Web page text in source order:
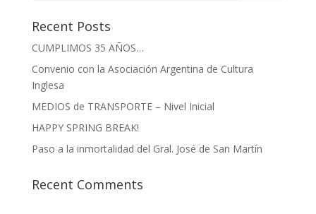
Recent Posts
CUMPLIMOS 35 AÑOS…
Convenio con la Asociación Argentina de Cultura
Inglesa
MEDIOS de TRANSPORTE – Nivel Inicial
HAPPY SPRING BREAK!
Paso a la inmortalidad del Gral. José de San Martín
Recent Comments